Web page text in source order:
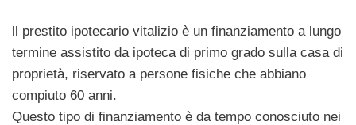
ll prestito ipotecario vitalizio è un finanziamento a lungo
termine assistito da ipoteca di primo grado sulla casa di
proprietà, riservato a persone fisiche che abbiano
compiuto 60 anni.
Questo tipo di finanziamento è da tempo conosciuto nei